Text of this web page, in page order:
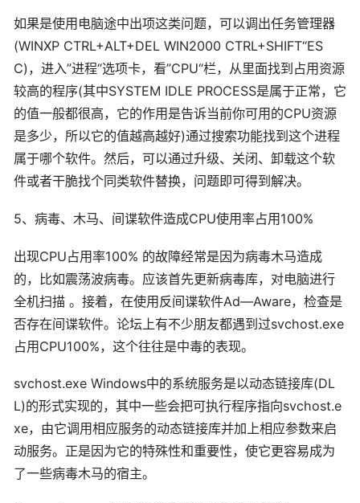
如果是使用电脑途中出项这类问题，可以调出任务管理器
(WINXP CTRL+ALT+DEL WIN2000 CTRL+SHIFT“ES
C)，进入”进程“选项卡，看”CPU“栏，从里面找到占用资源
较高的程序(其中SYSTEM IDLE PROCESS是属于正常，它
的值一般都很高，它的作用是告诉当前你可用的CPU资源
是多少，所以它的值越高越好)通过搜索功能找到这个进程
属于哪个软件。然后，可以通过升级、关闭、卸载这个软
件或者干脆找个同类软件替换，问题即可得到解决。
5、病毒、木马、间谍软件造成CPU使用率占用100%
出现CPU占用率100% 的故障经常是因为病毒木马造成
的，比如震荡波病毒。应该首先更新病毒库，对电脑进行
全机扫描 。接着，在使用反间谍软件Ad—Aware，检查是
否存在间谍软件。论坛上有不少朋友都遇到过svchost.exe
占用CPU100%，这个往往是中毒的表现。
svchost.exe Windows中的系统服务是以动态链接库(DL
L)的形式实现的，其中一些会把可执行程序指向svchost.e
xe，由它调用相应服务的动态链接库并加上相应参数来启
动服务。正是因为它的特殊性和重要性，使它更容易成为
了一些病毒木马的宿主。